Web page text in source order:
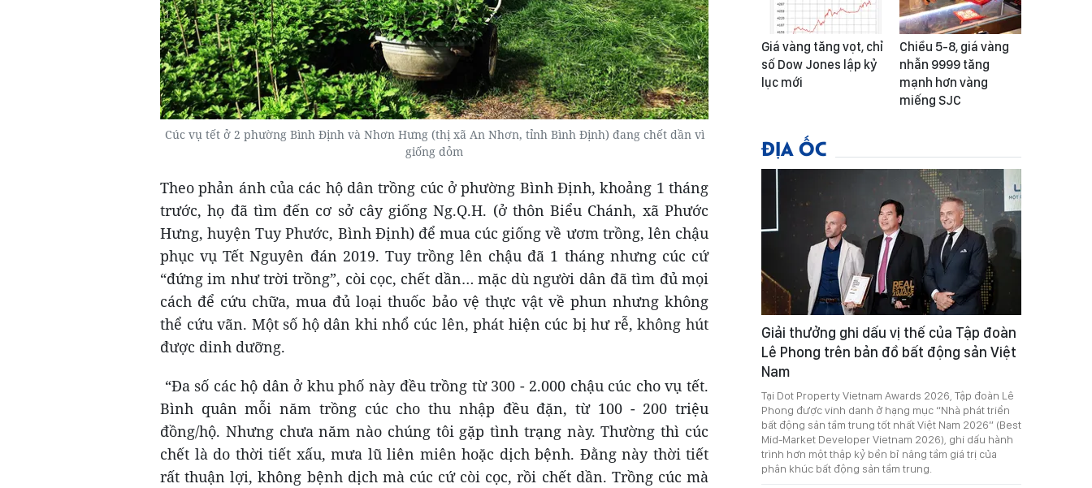
Cúc vụ tết ở 2 phường Bình Định và Nhơn Hưng (thị xã An Nhơn, tỉnh Bình Định) đang chết dần vì
giống dỏm
Theo phản ánh của các hộ dân trồng cúc ở phường Bình Định, khoảng 1 tháng
trước, họ đã tìm đến cơ sở cây giống Ng.Q.H. (ở thôn Biểu Chánh, xã Phước
Hưng, huyện Tuy Phước, Bình Định) để mua cúc giống về ươm trồng, lên chậu
phục vụ Tết Nguyên đán 2019. Tuy trồng lên chậu đã 1 tháng nhưng cúc cứ
“đứng im như trời trồng”, còi cọc, chết dần… mặc dù người dân đã tìm đủ mọi
cách để cứu chữa, mua đủ loại thuốc bảo vệ thực vật về phun nhưng không
thể cứu vãn. Một số hộ dân khi nhổ cúc lên, phát hiện cúc bị hư rễ, không hút
được dinh dưỡng.
“Đa số các hộ dân ở khu phố này đều trồng từ 300 - 2.000 chậu cúc cho vụ tết.
Bình quân mỗi năm trồng cúc cho thu nhập đều đặn, từ 100 - 200 triệu
đồng/hộ. Nhưng chưa năm nào chúng tôi gặp tình trạng này. Thường thì cúc
chết là do thời tiết xấu, mưa lũ liên miên hoặc dịch bệnh. Đằng này thời tiết
rất thuận lợi, không bệnh dịch mà cúc cứ còi cọc, rồi chết dần. Trồng cúc mà
Giá vàng tăng vọt, chỉ
số Dow Jones lập kỷ
lục mới
Chiều 5-8, giá vàng
nhẫn 9999 tăng
mạnh hơn vàng
miếng SJC
ĐỊA ỐC
Giải thưởng ghi dấu vị thế của Tập đoàn
Lê Phong trên bản đồ bất động sản Việt
Nam
Tại Dot Property Vietnam Awards 2026, Tập đoàn Lê
Phong được vinh danh ở hạng mục “Nhà phát triển
bất động sản tầm trung tốt nhất Việt Nam 2026” (Best
Mid-Market Developer Vietnam 2026), ghi dấu hành
trình hơn một thập kỷ bền bỉ nâng tầm giá trị của
phân khúc bất động sản tầm trung.